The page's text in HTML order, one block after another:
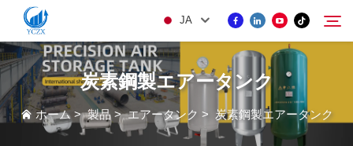
JA
製品
検索
炭素鋼製エアータンク
ホーム>製品>エアータンク > 炭素鋼製エアータンク